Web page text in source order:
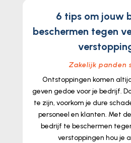
6 tips om jouw
beschermen tegen
Zakelijk panden
Ontstoppingen komen
geven gedoe voor je bedrijf.
te zijn, voorkom je dure
personeel en klanten. Met
bedrijf te beschermen
verstoppingen hou je